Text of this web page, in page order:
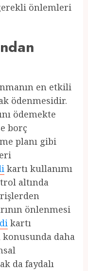
önlemleri
en etkili
ödenmesidir.
ödemekte
borç
planı gibi
kartı kullanımı
altında
önlenmesi
kartı
daha
da faydalı